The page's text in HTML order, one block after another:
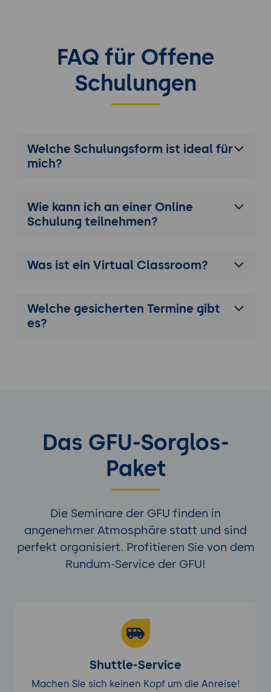
FAQ für Offene
Schulungen
Welche Schulungsform ist ideal für
mich?
Wie kann ich an einer Online
Schulung teilnehmen?
Was ist ein Virtual Classroom?
Welche gesicherten Termine gibt
es?
Das GFU-Sorglos-
Paket
Die Seminare der GFU finden in
angenehmer Atmosphäre statt und sind
perfekt organisiert. Profitieren Sie von dem
Rundum-Service der GFU!
Shuttle-Service
Machen Sie sich keinen Kopf um die Anreise!